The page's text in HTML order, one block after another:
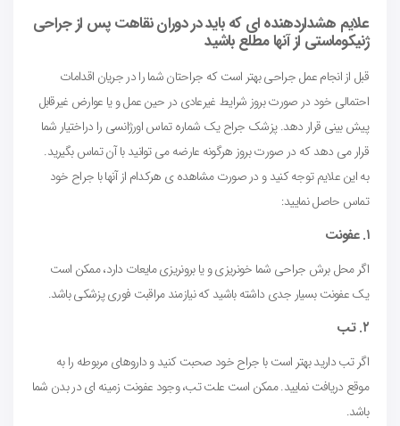
علایم هشداردهنده ای که باید در دوران نقاهت پس از جراحی
ژنیکوماستی از آنها مطلع باشید
قبل از انجام عمل جراحی بهتر است که جراحتان شما را در جریان اقدامات
احتمالی خود در صورت بروز شرایط غیرعادی در حین عمل و یا عوارض غیرقابل
پیش بینی قرار دهد. پزشک جراح یک شماره تماس اورژانسی را دراختیار شما
قرار می دهد که در صورت بروز هرگونه عارضه می توانید با آن تماس بگیرید.
به این علایم توجه کنید و در صورت مشاهده ی هرکدام از آنها با جراح خود
تماس حاصل نمایید:
۱. عفونت
اگر محل برش جراحی شما خونریزی و یا برونریزی مایعات دارد، ممکن است
یک عفونت بسیار جدی داشته باشید که نیازمند مراقبت فوری پزشکی باشد.
۲. تب
اگر تب دارید بهتر است با جراح خود صحبت کنید و داروهای مربوطه را به
موقع دریافت نمایید. ممکن است علت تب، وجود عفونت زمینه ای در بدن شما
باشد.